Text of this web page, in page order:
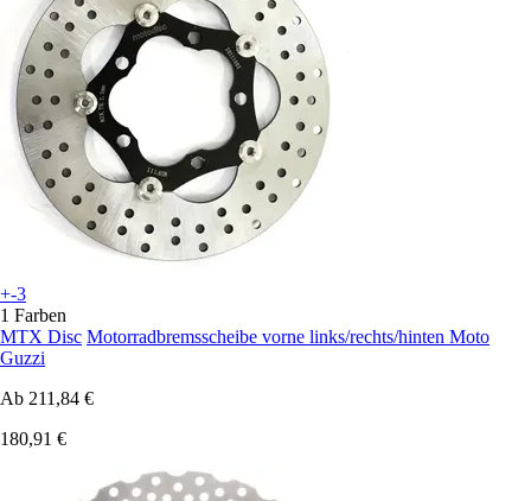
+-3
1 Farben
MTX Disc Motorradbremsscheibe vorne links/rechts/hinten Moto
Guzzi
Ab 211,84 €
180,91 €